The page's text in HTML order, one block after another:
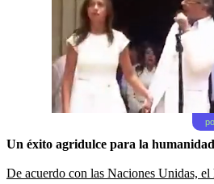
Un éxito agridulce para la humanidad
De acuerdo con las Naciones Unidas,